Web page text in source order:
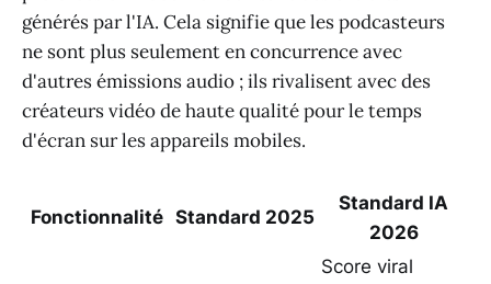
générés par l'IA. Cela signifie que les podcasteurs
ne sont plus seulement en concurrence avec
d'autres émissions audio ; ils rivalisent avec des
créateurs vidéo de haute qualité pour le temps
d'écran sur les appareils mobiles.
Fonctionnalité Standard 2025
Standard IA
2026
Score viral